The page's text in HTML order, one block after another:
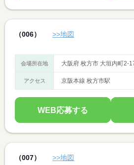
（006） >>地図
会場所在地 大阪府 枚方市 大垣内町2-
アクセス 京阪本線 枚方市駅
WEB応募する
（007） >>地図